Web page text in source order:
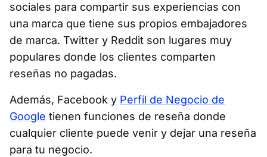
sociales para compartir sus experiencias con
una marca que tiene sus propios embajadores
de marca. Twitter y Reddit son lugares muy
populares donde los clientes comparten
reseñas no pagadas.
Además, Facebook y Perfil de Negocio de
Google tienen funciones de reseña donde
cualquier cliente puede venir y dejar una reseña
para tu negocio.